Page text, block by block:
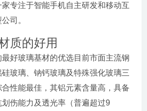
专注于智能手机自主研发和移动互
司。
质的好用
好玻璃基材的优选目前市面主流钢
玻璃、钠钙玻璃及特殊强化玻璃三
性能最佳，其铝元素含量高，具备
伤能力及透光率（普遍超过9